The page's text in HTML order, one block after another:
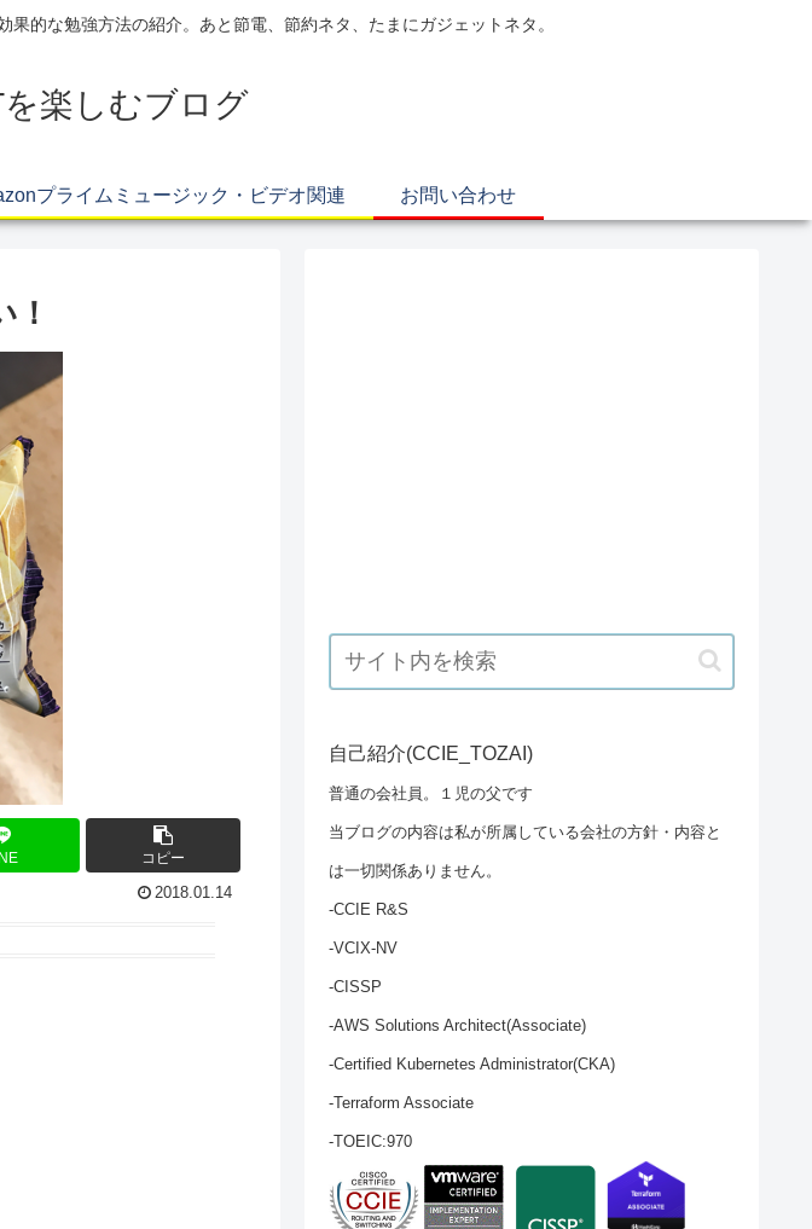
的な勉強方法の紹介。あと節電、節約ネタ、たまにガジェットネタ。
楽しむブログ
プライムミュージック・ビデオ関連 お問い合わせ
コピー
2018.01.14
自己紹介(CCIE_TOZAI)
普通の会社員。１児の父です
当ブログの内容は私が所属している会社の方針・内容と
は一切関係ありません。
-CCIE R&S
-VCIX-NV
-CISSP
-AWS Solutions Architect(Associate)
-Certified Kubernetes Administrator(CKA)
-Terraform Associate
-TOEIC:970